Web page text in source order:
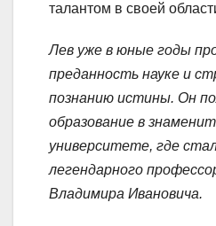
талантом в своей
Лев уже в юные годы
преданность науке и
познанию истины. Он
образование в
университете, где
легендарного
Владимира Ивановича.